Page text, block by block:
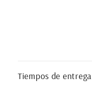
n
Tiempos de entrega